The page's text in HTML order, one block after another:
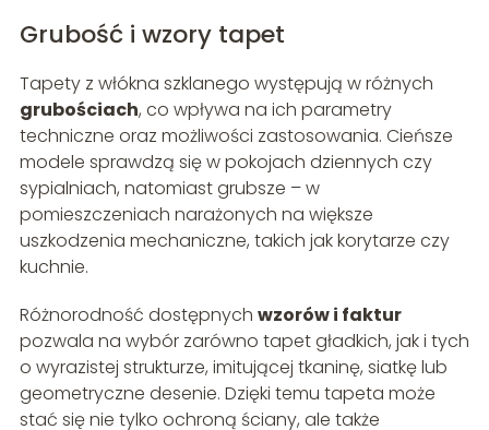
Grubość i wzory tapet
Tapety z włókna szklanego występują w różnych
grubościach, co wpływa na ich parametry
techniczne oraz możliwości zastosowania. Cieńsze
modele sprawdzą się w pokojach dziennych czy
sypialniach, natomiast grubsze – w
pomieszczeniach narażonych na większe
uszkodzenia mechaniczne, takich jak korytarze czy
kuchnie.
Różnorodność dostępnych wzorów i faktur
pozwala na wybór zarówno tapet gładkich, jak i tych
o wyrazistej strukturze, imitującej tkaninę, siatkę lub
geometryczne desenie. Dzięki temu tapeta może
stać się nie tylko ochroną ściany, ale także